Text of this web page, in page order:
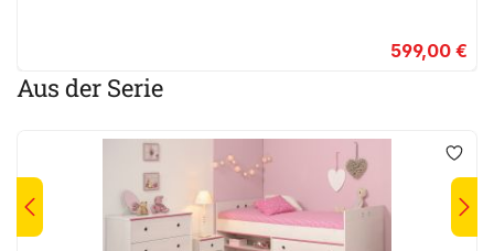
599,00 €
Aus der Serie